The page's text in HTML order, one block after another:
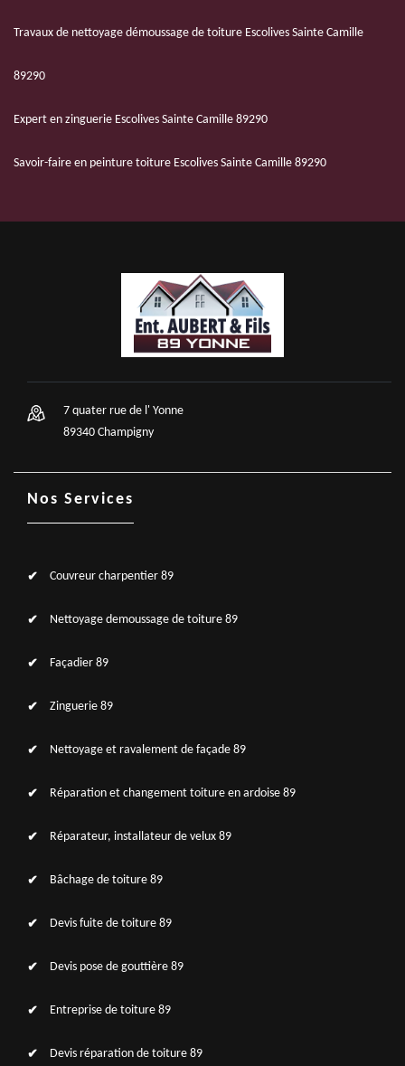
Travaux de nettoyage démoussage de toiture Escolives Sainte Camille
89290
Expert en zinguerie Escolives Sainte Camille 89290
Savoir-faire en peinture toiture Escolives Sainte Camille 89290
7 quater rue de l' Yonne
89340 Champigny
Nos Services
Couvreur charpentier 89
Nettoyage demoussage de toiture 89
Façadier 89
Zinguerie 89
Nettoyage et ravalement de façade 89
Réparation et changement toiture en ardoise 89
Réparateur, installateur de velux 89
Bâchage de toiture 89
Devis fuite de toiture 89
Devis pose de gouttière 89
Entreprise de toiture 89
Devis réparation de toiture 89